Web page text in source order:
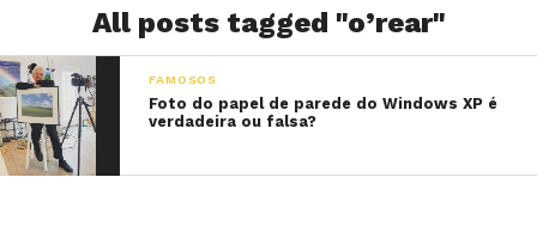
All posts tagged "o’rear"
FAMOSOS
Foto do papel de parede do Windows XP é
verdadeira ou falsa?